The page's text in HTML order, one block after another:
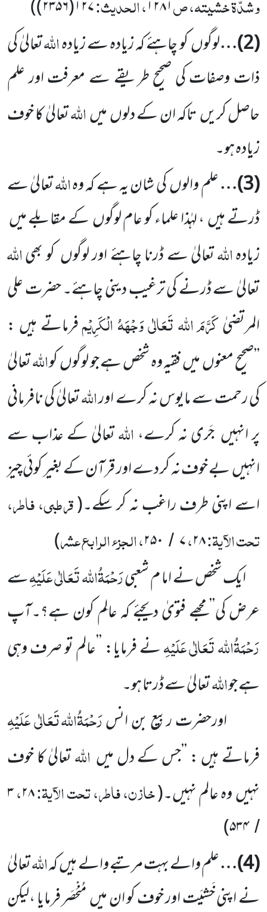
۱۲۸۱ ۱۲۷(۲۳۵۶)
)
(
2
)…لوگوںکو چاہئے کہ زیادہ سے زیادہاللہتعالیٰ کی
ذات وصفات کی صحیح طریقے سے معرفت اور علم
حاصل کریںتاکہ ان کے دلوںمیںاللہتعالیٰ کا خوف
زیادہ ہو۔
(
3
)…علم والوںکی شان یہ ہے کہ وہاللہتعالیٰ سے
ڈرتے ہیں، لہٰذا علماء کو عام لوگوںکے مقابلے میں
زیادہاللہتعالیٰسے ڈرنا چاہئے اور لوگوں کو بھیاللہ
تعالیٰ سے ڈرنے کی ترغیب دینی چاہئے۔ حضرت علی
المرتضیٰکَرَّمَ اللہ تَعَالٰی وَجْہَہُ الْکَرِیْمفرماتے ہیں :
’’صحیح معنوںمیںفقیہ وہ شخص ہے جو لوگوںکواللہتعالیٰ
کی رحمت سے مایوس نہ کرے اوراللہتعالیٰ کی نافرمانی
پر انہیں جَری نہ کرے، اللہتعالیٰ کے عذاب سے
انہیںبے خوف نہ کر دے اور قرآن کے بغیر کوئی چیز
اسے اپنی طرفراغب نہ کر سکے۔(قرطبی، فاطر،
تحت الآیۃ:۲۸،۷ / ۲۵۰، الجزء الرابع عشر)
ایک شخص نے اما م شعبیرَحْمَۃُاللہ تَعَالٰی عَلَیْہِسے
عرض کی’’مجھے فتویٰ دیجئے کہ عالِم کون ہے؟۔آپ
رَحْمَۃُاللہ تَعَالٰیعَلَیْہِنے فرمایا: ’’عالم تو صرف وہی
ہے جواللہتعالیٰ سے ڈرتا ہو۔
اورحضرت ربیع بن انسرَحْمَۃُاللہ تَعَالٰی عَلَیْہِ
فرماتے ہیں : ’’جس کے دل میں اللہتعالیٰکا خوف
نہیںوہ عالمنہیں۔(خازن، فاطر، تحت الآیۃ:۲۸،۳
/۵۳۴)
(
4
)…علم والے بہت مرتبے والے ہیںکہاللہتعالیٰ
نے اپنی خَشیَت اور خوف کو ان میںمُنْحَصَر فرمایا ،لیکن